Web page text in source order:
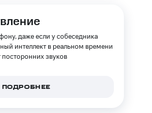
даже если у собеседника
интеллект в реальном времени
посторонних звуков
ПОДРОБНЕЕ